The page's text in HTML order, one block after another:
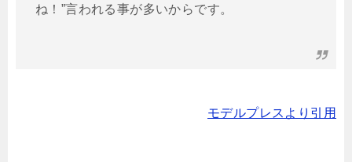
ね！”言われる事が多いからです。
モデルプレスより引用